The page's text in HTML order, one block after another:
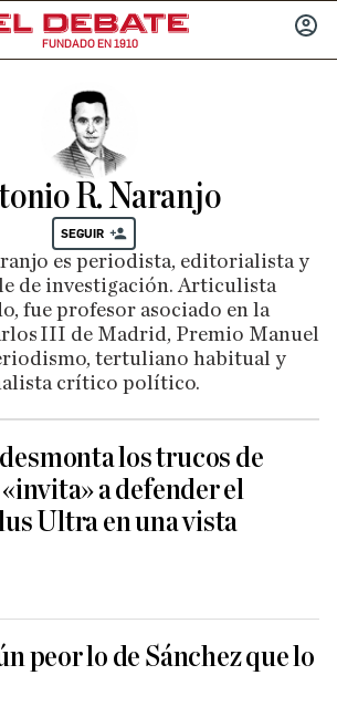
FUNDADO EN 1910
R. Naranjo
SEGUIR
es periodista, editorialista y
de investigación. Articulista
fue profesor asociado en la
III de Madrid, Premio Manuel
tertuliano habitual y
crítico político.
los trucos de
a defender el
Ultra en una vista
peor lo de Sánchez que lo